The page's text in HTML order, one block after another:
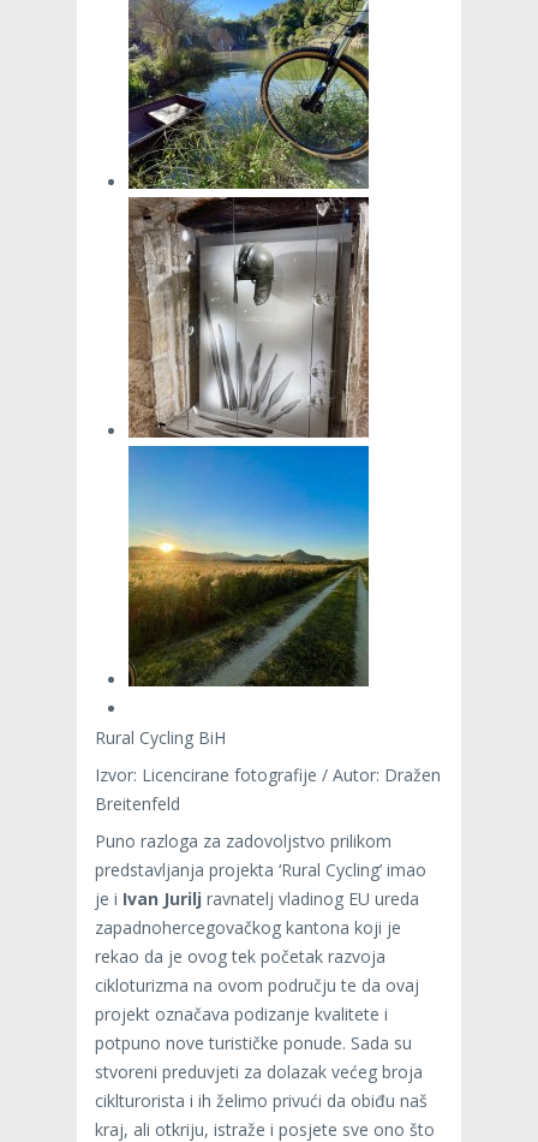
Rural Cycling BiH
Izvor: Licencirane fotografije / Autor: Dražen
Breitenfeld
Puno razloga za zadovoljstvo prilikom
predstavljanja projekta ‘Rural Cycling’ imao
je i Ivan Jurilj ravnatelj vladinog EU ureda
zapadnohercegovačkog kantona koji je
rekao da je ovog tek početak razvoja
cikloturizma na ovom području te da ovaj
projekt označava podizanje kvalitete i
potpuno nove turističke ponude. Sada su
stvoreni preduvjeti za dolazak većeg broja
ciklturorista i ih želimo privući da obiđu naš
kraj, ali otkriju, istraže i posjete sve ono što